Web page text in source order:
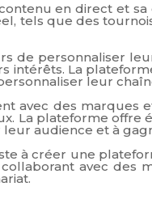
en direct et sa
tels que des
de personnaliser
intérêts. La
leur
avec des marques
La plateforme offre
audience et à
à créer une
avec des